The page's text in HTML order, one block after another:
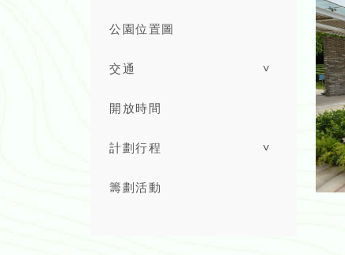
公園位置圖
交通 ˅
開放時間
計劃行程 ˅
籌劃活動